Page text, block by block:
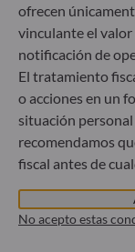
Gallusanlage 8
60329 Frankfurt am
Alemania
+49 (0) 69 920 50 0
Sociedad Gestora
Bundesanstalt für
Registro Comercial:
instancia de
ODDO BHF Asset
ofrecen
vinculante el
notificación de
El tratamiento
o acciones en un
situación
recomendamos
fiscal antes de
No acepto estas